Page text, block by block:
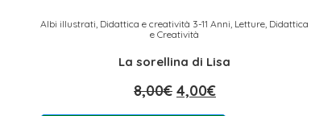
Albi illustrati, Didattica e creatività 3-11 Anni, Letture, Didattica
e Creatività
La sorellina di Lisa
8,00€ 4,00€